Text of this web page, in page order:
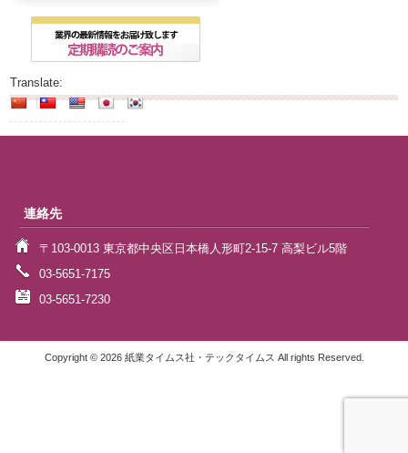
Translate:
連絡先
〒103-0013 東京都中央区日本橋人形町2-15-7 高梨ビル5階
03-5651-7175
03-5651-7230
Copyright © 2026 紙業タイムス社・テックタイムス All rights Reserved.